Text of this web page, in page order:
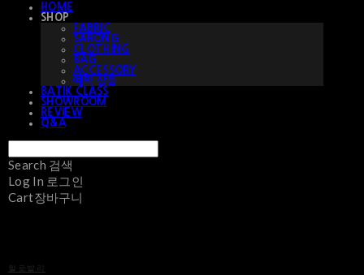
HOME
SHOP
FABRIC
SARONG
CLOTHING
BAG
ACCESSORY
예약 상품
BATIK CLASS
SHOWROOM
REVIEW
Q&A
Search 검색
Log In 로그인
Cart장바구니
할로발리